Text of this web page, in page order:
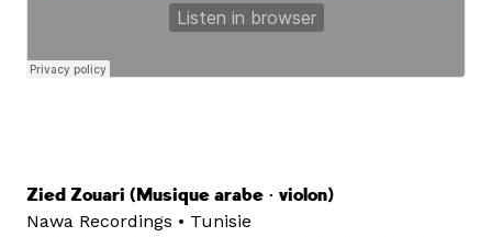
Zied Zouari (Musique arabe • violon)
Nawa Recordings • Tunisie